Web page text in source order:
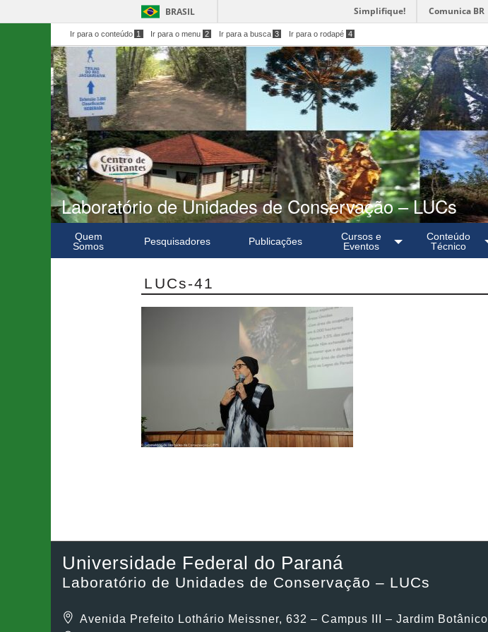
BRASIL Simplifique! Comunica BR
Ir para o conteúdo 1 Ir para o menu 2 Ir para a busca 3 Ir para o rodapé 4
Laboratório de Unidades de Conservação – LUCs
Quem
Somos
Pesquisadores Publicações
Cursos e
Eventos
Conteúdo
Técnico
LUCs-41
Universidade Federal do Paraná
Laboratório de Unidades de Conservação – LUCs
Avenida Prefeito Lothário Meissner, 632 – Campus III – Jardim Botânico